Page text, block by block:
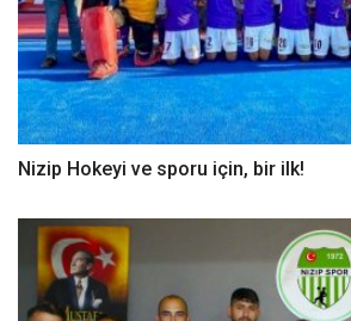
Nizip Hokeyi ve sporu için, bir ilk!